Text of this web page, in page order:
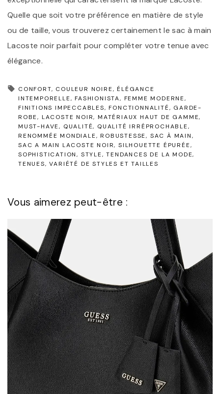
Quelle que soit votre préférence en matière de style
ou de taille, vous trouverez certainement le sac à main
Lacoste noir parfait pour compléter votre tenue avec
élégance.
CONFORT COULEUR NOIRE
ÉLÉGANCE
INTEMPORELLE
FASHIONISTA FEMME MODERNE
FINITIONS IMPECCABLES
FONCTIONNALITÉ
GARDE-
ROBE LACOSTE NOIR MATÉRIAUX HAUT DE GAMME
MUST-HAVE
QUALITÉ QUALITÉ IRRÉPROCHABLE
RENOMMÉE MONDIALE
ROBUSTESSE SAC À MAIN
SAC A MAIN LACOSTE NOIR SILHOUETTE ÉPURÉE
SOPHISTICATION STYLE
TENDANCES DE LA MODE
TENUES
VARIÉTÉ DE STYLES ET TAILLES
Vous aimerez peut-être :